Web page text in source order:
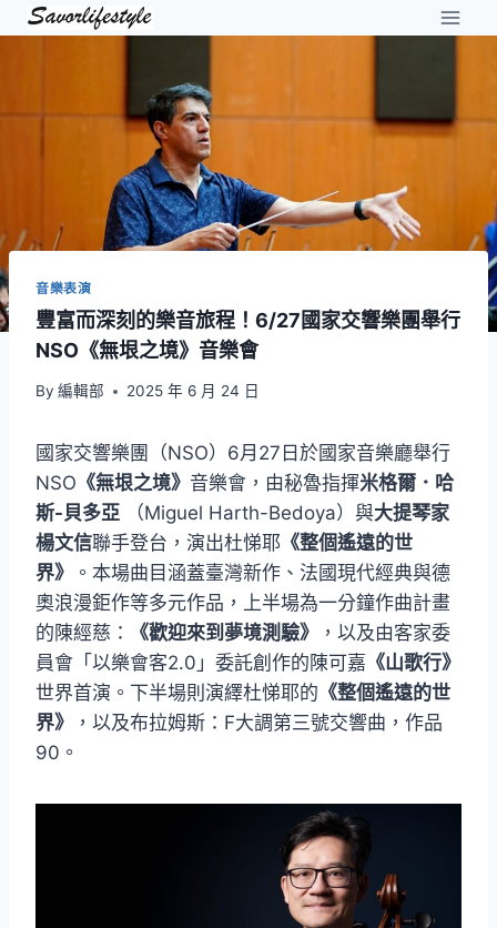
Skip
音樂表演
豐富而深刻的樂音旅程！6/27國家交響樂團舉行
NSO《無垠之境》音樂會
By 編輯部 2025 年 6 月 24 日
國家交響樂團（NSO）6月27日於國家音樂廳舉行
NSO 《無垠之境》 音樂會，由秘魯指揮米格爾．哈
斯-貝多亞 （Miguel Harth-Bedoya）與大提琴家
楊文信聯手登台，演出杜悌耶 《整個遙遠的世
界》
。本場曲目涵蓋臺灣新作、法國現代經典與德
奧浪漫鉅作等多元作品，上半場為一分鐘作曲計畫
的陳經慈：
《歡迎來到夢境測驗》
，以及由客家委
員會「以樂會客2.0」委託創作的陳可嘉 《山歌行》
世界首演。下半場則演繹杜悌耶的 《整個遙遠的世
界》
，以及布拉姆斯：F大調第三號交響曲，作品
90。